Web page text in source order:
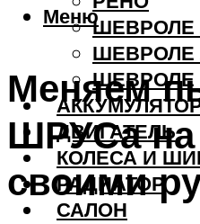
ШЕВРОЛЕ
ШЕВРОЛЕ
ШЕВРОЛЕ
ДВИГАТЕЛЬ
КОЛЕСА И
РАДИАТОР
САЛОН
Меню
Меняем
ШРУСа
своими